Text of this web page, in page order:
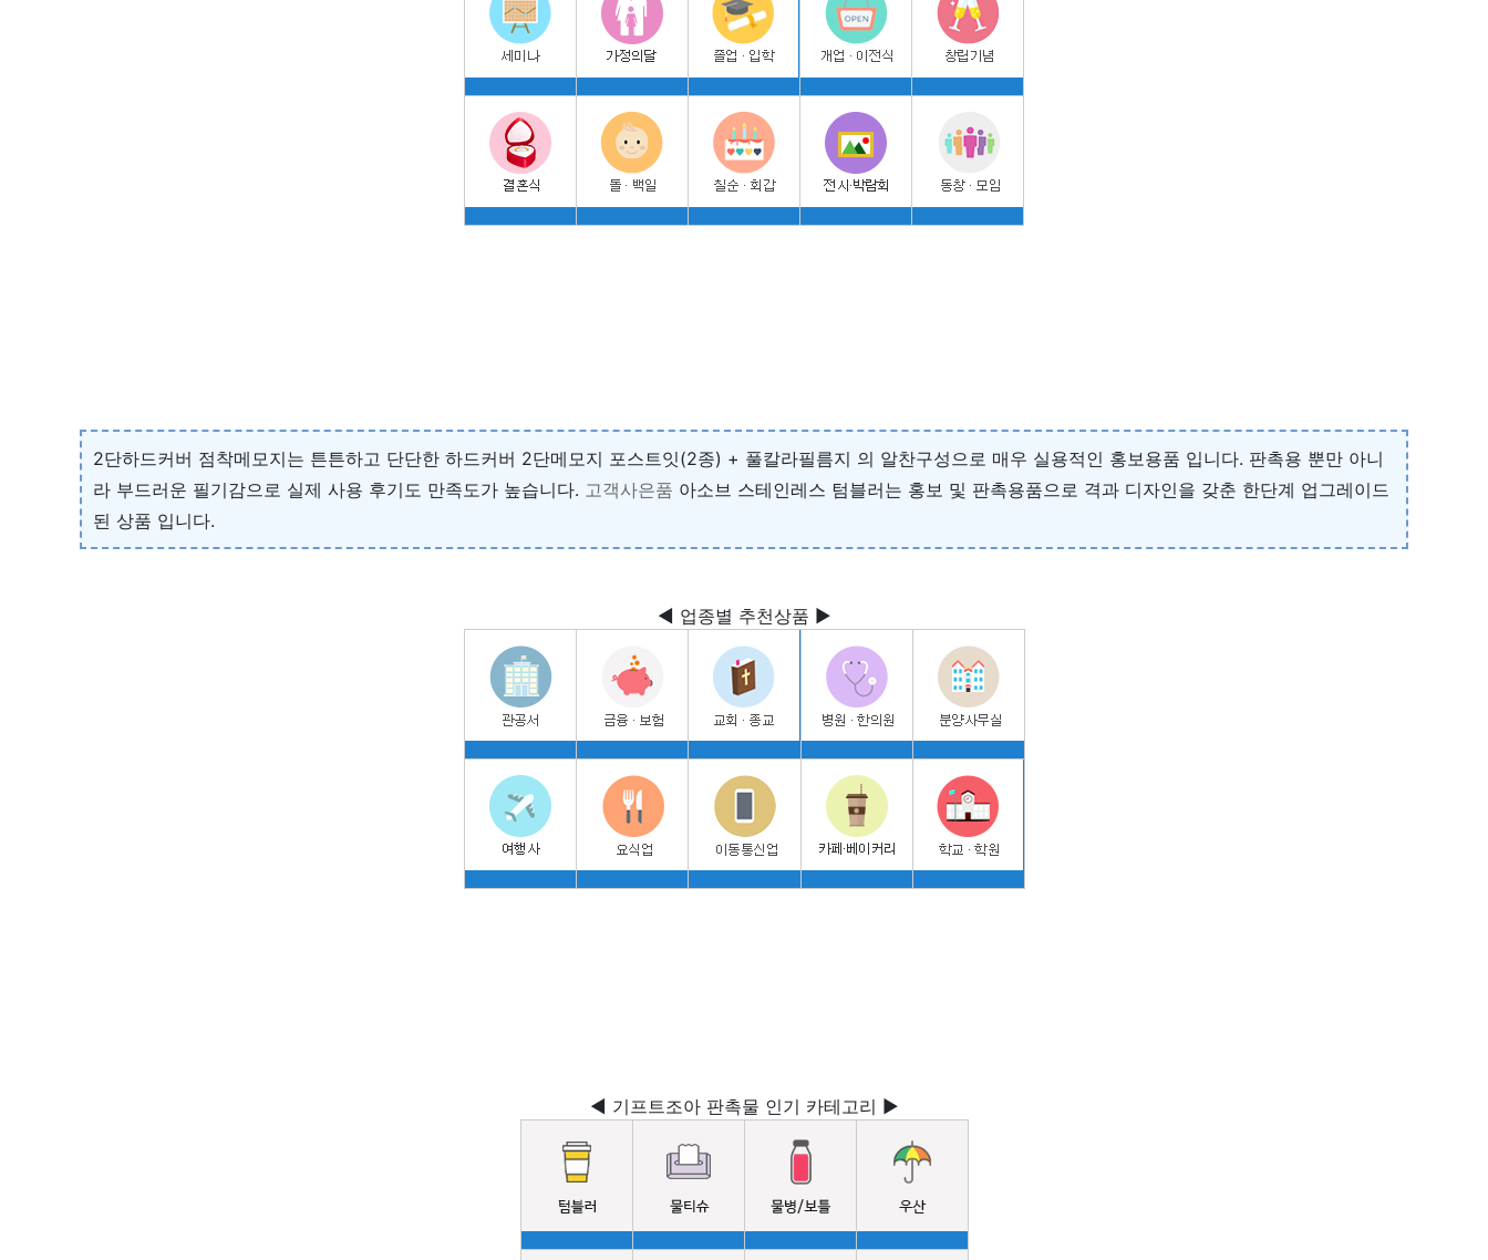
2단하드커버 점착메모지는 튼튼하고 단단한 하드커버 2단메모지 포스트잇(2종) + 풀칼라필름지 의 알찬구성으로 매우 실용적인 홍보용품 입니다. 판촉용 뿐만 아니
라 부드러운 필기감으로 실제 사용 후기도 만족도가 높습니다. 고객사은품 아소브 스테인레스 텀블러는 홍보 및 판촉용품으로 격과 디자인을 갖춘 한단계 업그레이드
된 상품 입니다.
◀ 업종별 추천상품 ▶
◀ 기프트조아 판촉물 인기 카테고리 ▶